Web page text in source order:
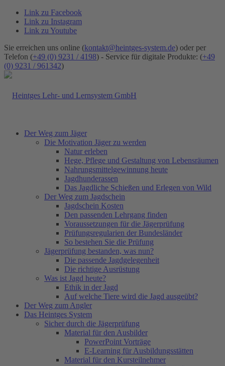
Link zu Facebook
Link zu Instagram
Link zu Youtube
Sie erreichen uns online (kontakt@heintges-system.de) oder per
Telefon (+49 (0) 9231 / 4198) - Service für digitale Produkte: (+49
(0) 9231 / 961342)
Der Weg zum Jäger
Die Motivation Jäger zu werden
Natur erleben
Hege, Pflege und Gestaltung von Lebensräumen
Nahrungsmittelgewinnung heute
Jagdhunderassen
Das Jagdliche Schießen und Erlegen von Wild
Der Weg zum Jagdschein
Jagdschein Kosten
Den passenden Lehrgang finden
Voraussetzungen für die Jägerprüfung
Prüfungsregularien der Bundesländer
So bestehen Sie die Prüfung
Jägerprüfung bestanden, was nun?
Die passende Jagdgelegenheit
Die richtige Ausrüstung
Was ist Jagd heute?
Ethik in der Jagd
Auf welche Tiere wird die Jagd ausgeübt?
Der Weg zum Angler
Das Heintges System
Sicher durch die Jägerprüfung
Material für den Ausbilder
PowerPoint Vorträge
E-Learning für Ausbildungsstätten
Material für den Kursteilnehmer